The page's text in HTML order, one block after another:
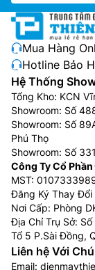
Mua Hàng
Hotline Bảo
Hệ Thống
Tổng Kho: KCN
Showroom: Số
Showroom: Số
Phú Thọ
Showroom: Số
Công Ty Cổ
MST:
Đăng Ký Thay
Nơi Cấp: Phòng
Địa Chỉ Trụ Sở:
Tổ 5 P.Sài Đồng,
Liên hệ Với
Email: